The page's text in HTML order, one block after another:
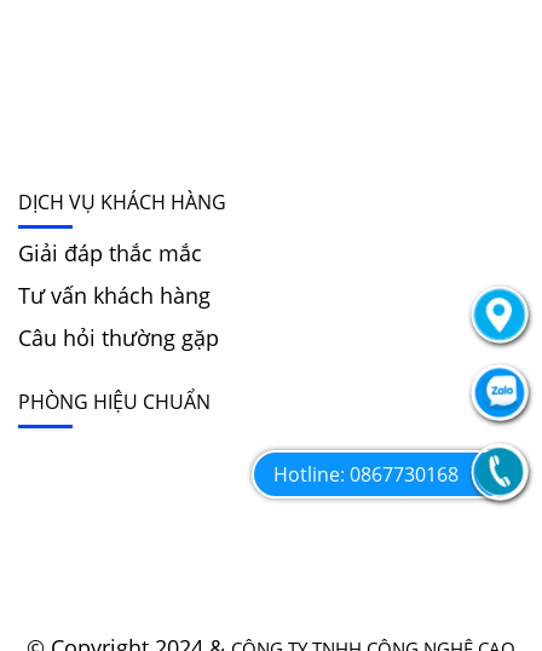
DỊCH VỤ KHÁCH HÀNG
Giải đáp thắc mắc
Tư vấn khách hàng
Câu hỏi thường gặp
PHÒNG HIỆU CHUẨN
Hotline: 0867730168